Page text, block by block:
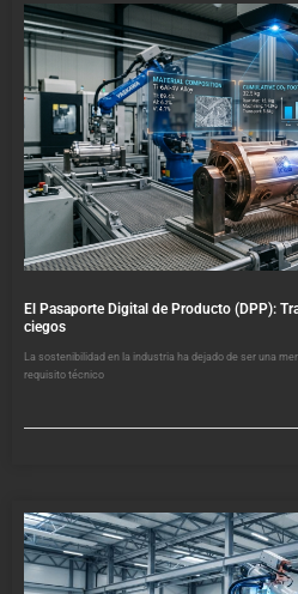
El Pasaporte Digital de Producto (DPP):
ciegos
La sostenibilidad en la industria ha dejado de ser una
requisito técnico